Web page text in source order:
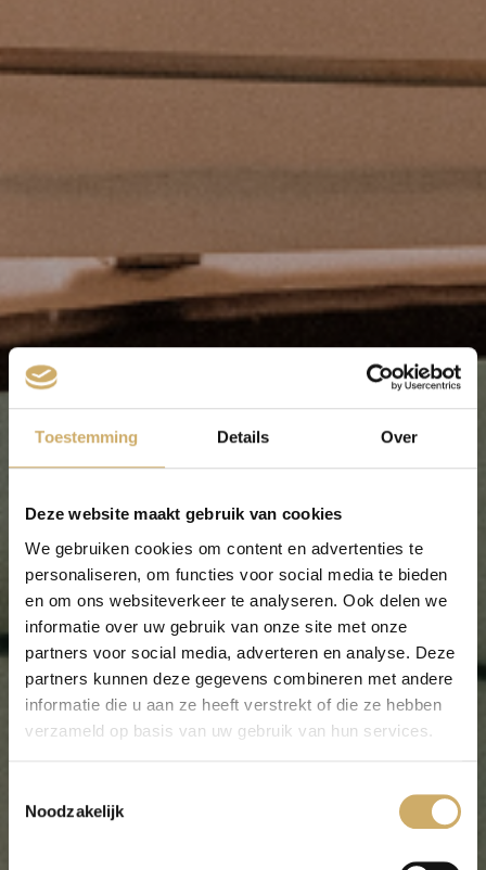
Toestemming Details Over
Deze website maakt gebruik van cookies
We gebruiken cookies om content en advertenties te
personaliseren, om functies voor social media te bieden
en om ons websiteverkeer te analyseren. Ook delen we
informatie over uw gebruik van onze site met onze
partners voor social media, adverteren en analyse. Deze
partners kunnen deze gegevens combineren met andere
informatie die u aan ze heeft verstrekt of die ze hebben
verzameld op basis van uw gebruik van hun services.
Noodzakelijk
Wat is floaten?